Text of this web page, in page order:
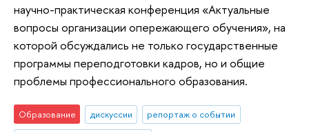
научно-практическая конференция «Актуальные
вопросы организации опережающего обучения», на
которой обсуждались не только государственные
программы переподготовки кадров, но и общие
проблемы профессионального образования.
Образование дискуссии
репортаж о событии